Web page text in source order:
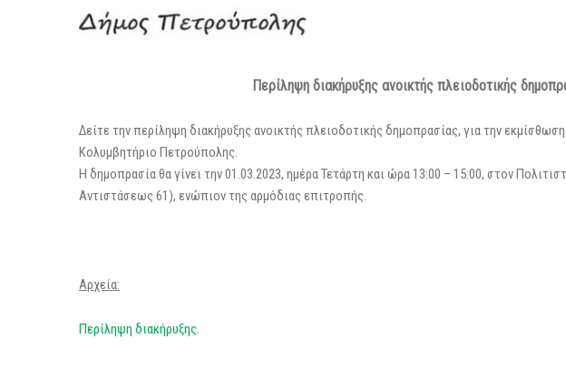
Περίληψη διακήρυξης ανοικτής πλειοδοτικής
Δείτε την περίληψη διακήρυξης ανοικτής πλειοδοτικής δημοπρασίας, για την
Κολυμβητήριο Πετρούπολης.
Η δημοπρασία θα γίνει την 01.03.2023, ημέρα Τετάρτη και ώρα 13:00 – 15:00, στον
Αντιστάσεως 61), ενώπιον της αρμόδιας επιτροπής.
Αρχεία:
Περίληψη διακήρυξης.